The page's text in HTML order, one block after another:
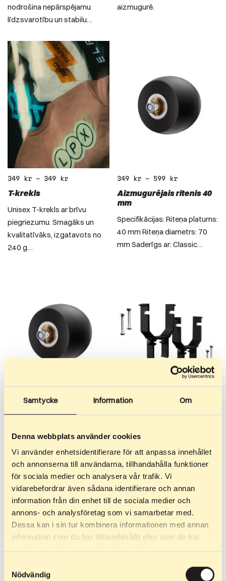
Samtycke Information Om
Denna webbplats använder cookies
Vi använder enhetsidentifierare för att anpassa innehållet
och annonserna till användarna, tillhandahålla funktioner
för sociala medier och analysera vår trafik. Vi
vidarebefordrar även sådana identifierare och annan
information från din enhet till de sociala medier och
annons- och analysföretag som vi samarbetar med.
Dessa kan i sin tur kombinera informationen med annan
information som du har tillhandahållit eller som de har
Nödvändig
nodrošina nepārspējamu
līdzsvarotību un stabilu…
aizmugurē.
349 kr – 349 kr
T-krekls
Unisex T-krekls ar brīvu
piegriezumu. Smagāks un
kvalitatīvāks, izgatavots no
240 g…
349 kr– 599 kr
Aizmugurējais ritenis 40
mm
Specifikācijas: Riteņa platums:
40 mm Riteņa diametrs: 70
mm Saderīgs ar: Classic…
–
Specifikācijas: Riteņa platums:
50 mm Riteņa diametrs: 70
mm Saderīgs ar: Classic…
Dakšiņas Classic Wasa,
Classic Team/Classic Junior
un Classic DP. Ietver dakšiņas
un…